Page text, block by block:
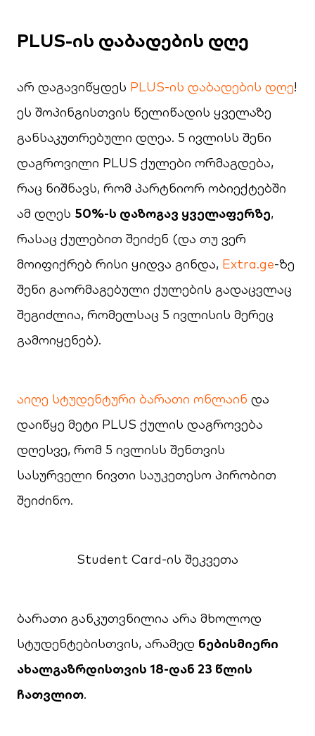
PLUS-ის დაბადების დღე
არ დაგავიწყდეს PLUS-ის დაბადების დღე!
ეს შოპინგისთვის წელიწადის ყველაზე
განსაკუთრებული დღეა. 5 ივლისს შენი
დაგროვილი PLUS ქულები ორმაგდება,
რაც ნიშნავს, რომ პარტნიორ ობიექტებში
ამ დღეს 50%-ს დაზოგავ ყველაფერზე,
რასაც ქულებით შეიძენ (და თუ ვერ
მოიფიქრებ რისი ყიდვა გინდა, Extra.ge-ზე
შენი გაორმაგებული ქულების გადაცვლაც
შეგიძლია, რომელსაც 5 ივლისის მერეც
გამოიყენებ).
აიღე სტუდენტური ბარათი ონლაინ და
დაიწყე მეტი PLUS ქულის დაგროვება
დღესვე, რომ 5 ივლისს შენთვის
სასურველი ნივთი საუკეთესო პირობით
შეიძინო.
Student Card-ის შეკვეთა
ბარათი განკუთვნილია არა მხოლოდ
სტუდენტებისთვის, არამედ ნებისმიერი
ახალგაზრდისთვის 18-დან 23 წლის
ჩათვლით.